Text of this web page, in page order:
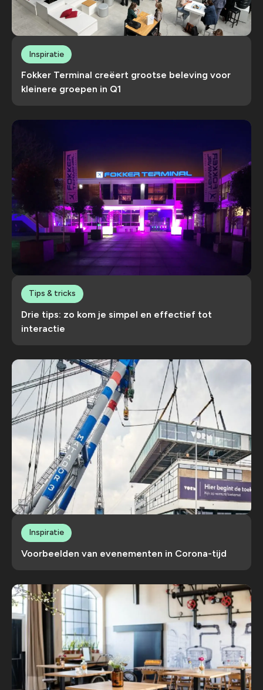
Fokker Terminal creëert grootse beleving voor
kleinere groepen in Q1
Inspiratie
Drie tips: zo kom je simpel en effectief tot
interactie
Tips & tricks
Voorbeelden van evenementen in Corona-tijd
Inspiratie